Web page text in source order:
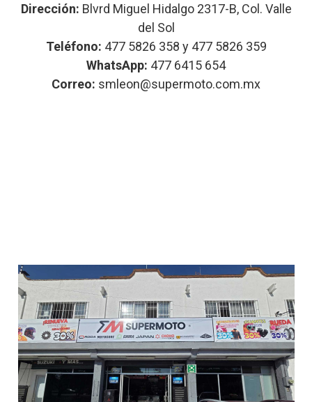
Dirección: Blvrd Miguel Hidalgo 2317-B, Col. Valle
del Sol
Teléfono: 477 5826 358 y 477 5826 359
WhatsApp: 477 6415 654
Correo: smleon@supermoto.com.mx